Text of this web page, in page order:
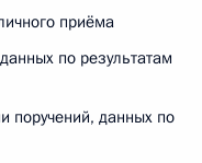
приёма
по результатам
поручений, данных по